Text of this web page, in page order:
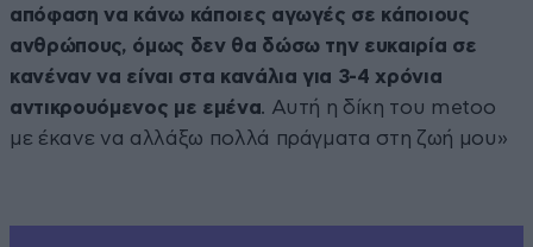
απόφαση να κάνω κάποιες αγωγές σε κάποιους
ανθρώπους, όμως δεν θα δώσω την ευκαιρία σε
κανέναν να είναι στα κανάλια για 3-4 χρόνια
αντικρουόμενος με εμένα. Αυτή η δίκη του metoo
με έκανε να αλλάξω πολλά πράγματα στη ζωή μου»